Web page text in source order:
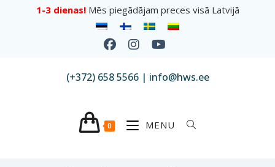
1-3 dienas!Mēs piegādājam preces visā Latvijā
(+372) 658 5566 | info@hws.ee
0 MENU